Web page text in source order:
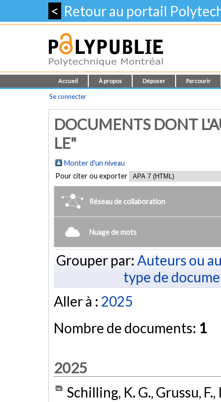
< Retour au portail
Accueil À propos Déposer Parcourir
Se connecter
DOCUMENTS DONT
LE"
Monter d'un niveau
Pour citer ou exporter
Réseau de collaboration
Nuage de mots
Grouper par: Auteurs ou
type de
Aller à : 2025
Nombre de documents: 1
2025
Schilling, K. G., Grussu,